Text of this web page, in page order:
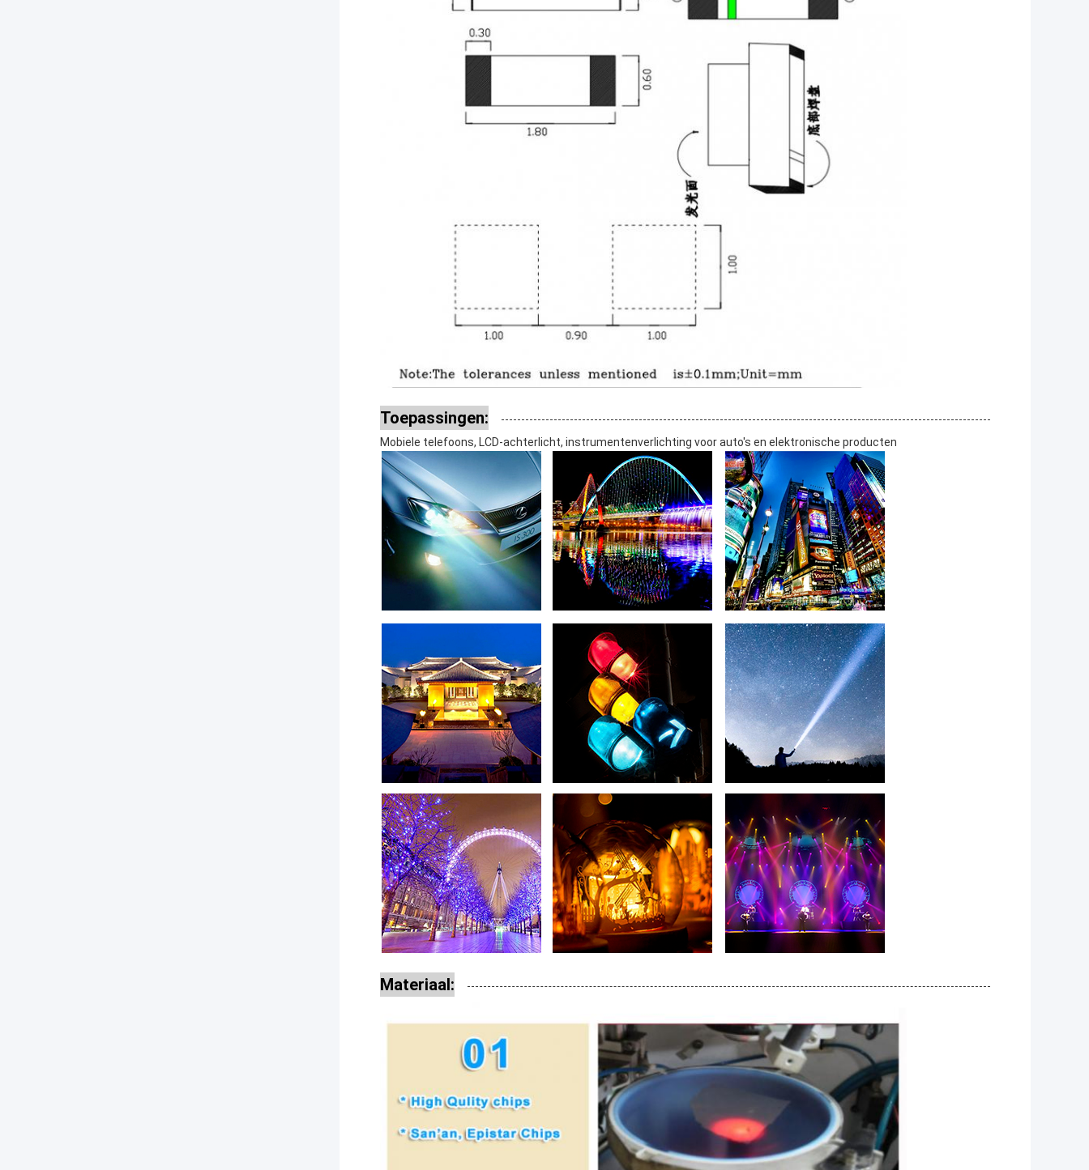
Toepassingen:
Mobiele telefoons, LCD-achterlicht, instrumentenverlichting voor auto's en elektronische producten
Materiaal: